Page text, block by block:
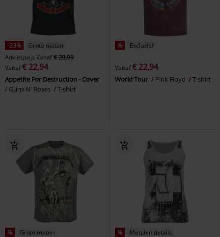
-23%
Grote maten
Adviesprijs Vanaf€ 29,99
Vanaf€ 22,94
Appetite For Destruction - Cover
Guns N' Roses
T-shirt
% Exclusief
Vanaf€ 22,94
World Tour Pink Floyd T-shirt
% Grote maten % Metalen details